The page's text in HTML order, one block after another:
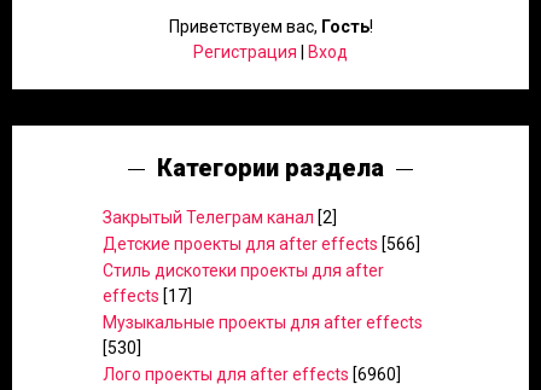
Приветствуем вас, Гость!
Регистрация
Вход
Категории раздела
Закрытый Телеграм канал [2]
Детские проекты для after effects [566]
Стиль дискотеки проекты для after
effects [17]
Музыкальные проекты для after effects
[530]
Лого проекты для after effects [6960]